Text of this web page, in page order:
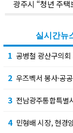
광주시 “청년 주
실시간뉴
1 공병철 광산구의회 의장
2 우즈벡서 봉사·공
3 전남광주통합특별
4 민형배 시장, 현경